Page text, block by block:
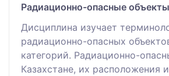
Радиационно-опасные
Дисциплина изучает
радиационно-опасных
категорий. Радиационно-
Казахстане, их расположения